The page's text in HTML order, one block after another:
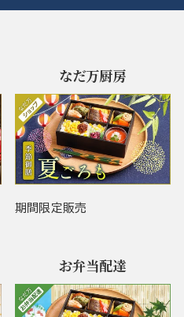
なだ万厨房
期間限定販売
お弁当配達